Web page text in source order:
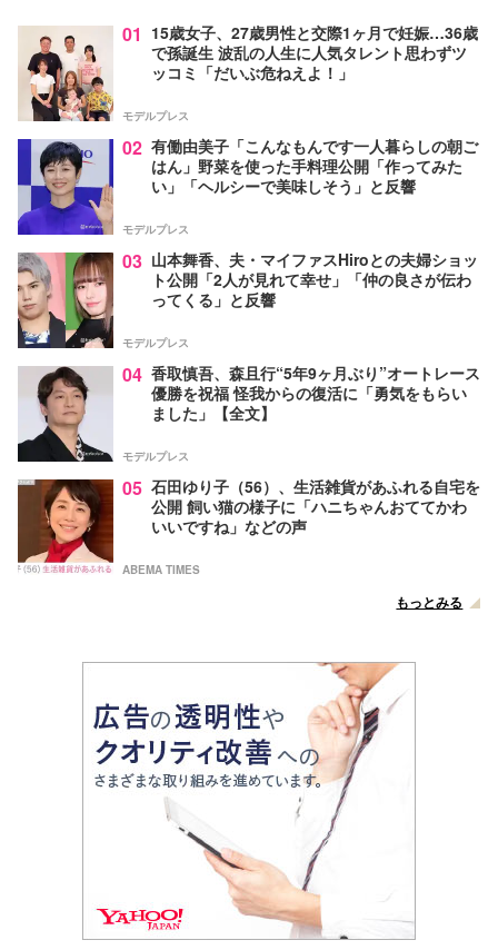
01 15歳女子、27歳男性と交際1ヶ月で妊娠…36歳
で孫誕生 波乱の人生に人気タレント思わずツ
ッコミ「だいぶ危ねえよ！」
モデルプレス
02 有働由美子「こんなもんです一人暮らしの朝ご
はん」野菜を使った手料理公開「作ってみた
い」「ヘルシーで美味しそう」と反響
モデルプレス
03 山本舞香、夫・マイファスHiroとの夫婦ショッ
ト公開「2人が見れて幸せ」「仲の良さが伝わ
ってくる」と反響
モデルプレス
04 香取慎吾、森且行“5年9ヶ月ぶり”オートレース
優勝を祝福 怪我からの復活に「勇気をもらい
ました」【全文】
モデルプレス
05 石田ゆり子（56）、生活雑貨があふれる自宅を
公開 飼い猫の様子に「ハニちゃんおててかわ
いいですね」などの声
ABEMA TIMES
もっとみる